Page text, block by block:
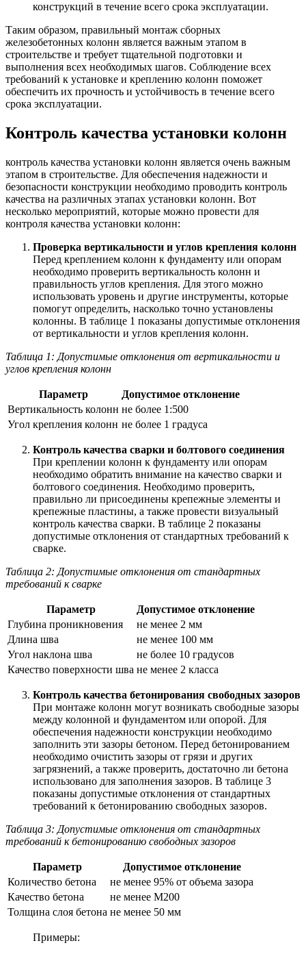
конструкций в течение всего срока эксплуатации.
Таким образом, правильный монтаж сборных
железобетонных колонн является важным этапом в
строительстве и требует тщательной подготовки и
выполнения всех необходимых шагов. Соблюдение всех
требований к установке и креплению колонн поможет
обеспечить их прочность и устойчивость в течение всего
срока эксплуатации.
Контроль качества установки колонн
контроль качества установки колонн является очень важным
этапом в строительстве. Для обеспечения надежности и
безопасности конструкции необходимо проводить контроль
качества на различных этапах установки колонн. Вот
несколько мероприятий, которые можно провести для
контроля качества установки колонн:
Проверка вертикальности и углов крепления колонн
Перед креплением колонн к фундаменту или опорам
необходимо проверить вертикальность колонн и
правильность углов крепления. Для этого можно
использовать уровень и другие инструменты, которые
помогут определить, насколько точно установлены
колонны. В таблице 1 показаны допустимые отклонения
от вертикальности и углов крепления колонн.
Таблица 1: Допустимые отклонения от вертикальности и
углов крепления колонн
Параметр
Допустимое отклонение
Вертикальность колонн не более 1:500
Угол крепления колонн не более 1 градуса
Контроль качества сварки и болтового соединения
При креплении колонн к фундаменту или опорам
необходимо обратить внимание на качество сварки и
болтового соединения. Необходимо проверить,
правильно ли присоединены крепежные элементы и
крепежные пластины, а также провести визуальный
контроль качества сварки. В таблице 2 показаны
допустимые отклонения от стандартных требований к
сварке.
Таблица 2: Допустимые отклонения от стандартных
требований к сварке
Параметр
Допустимое отклонение
Глубина проникновения
не менее 2 мм
Длина шва
не менее 100 мм
Угол наклона шва
не более 10 градусов
Качество поверхности шва не менее 2 класса
Контроль качества бетонирования свободных зазоров
При монтаже колонн могут возникать свободные зазоры
между колонной и фундаментом или опорой. Для
обеспечения надежности конструкции необходимо
заполнить эти зазоры бетоном. Перед бетонированием
необходимо очистить зазоры от грязи и других
загрязнений, а также проверить, достаточно ли бетона
использовано для заполнения зазоров. В таблице 3
показаны допустимые отклонения от стандартных
требований к бетонированию свободных зазоров.
Таблица 3: Допустимые отклонения от стандартных
требований к бетонированию свободных зазоров
Параметр
Допустимое отклонение
Количество бетона
не менее 95% от объема зазора
Качество бетона
не менее М200
Толщина слоя бетона не менее 50 мм
Примеры: